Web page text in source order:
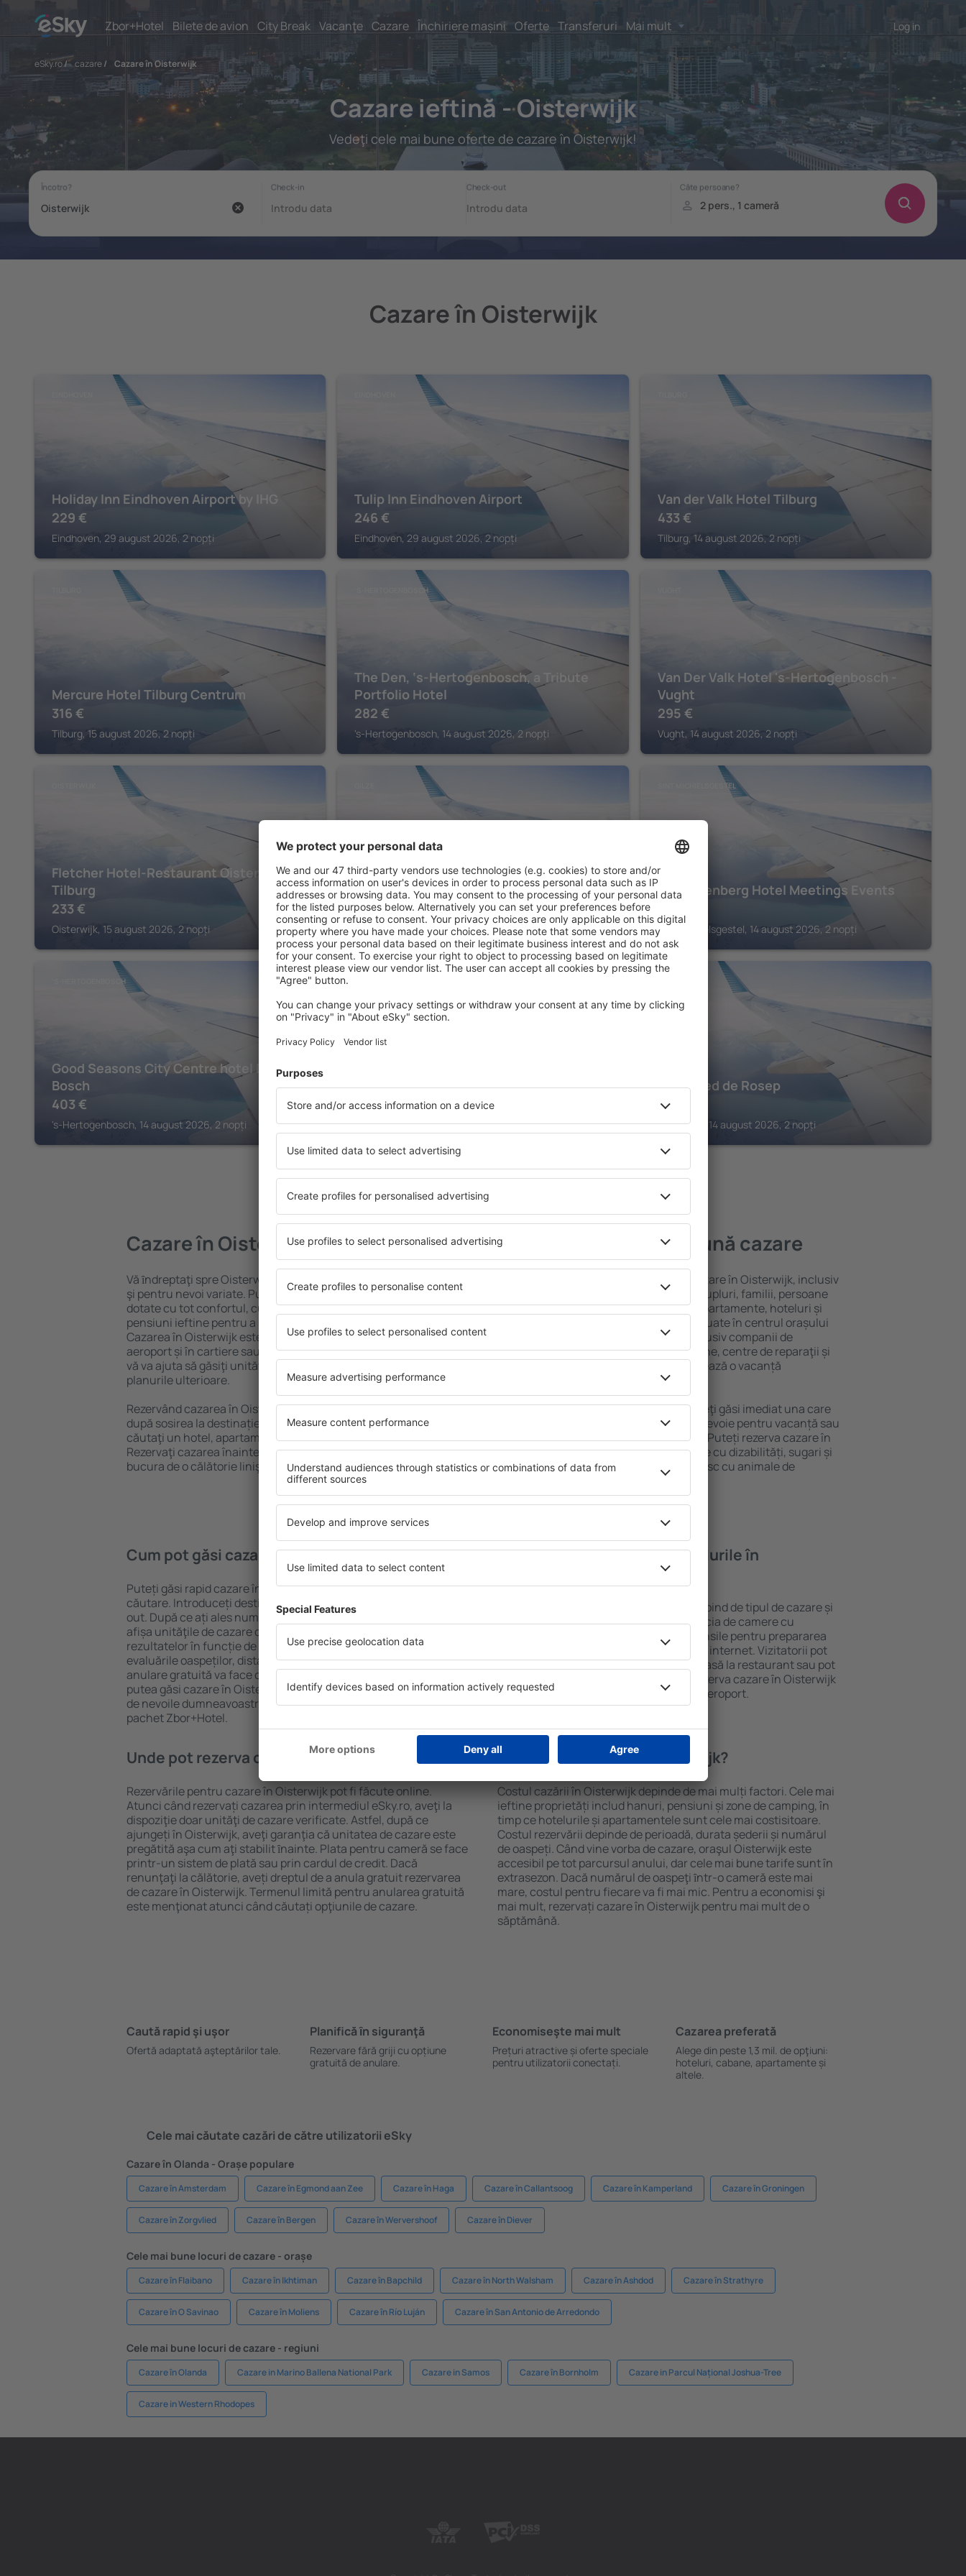
Zbor+Hotel Bilete de avion City Break Vacanţe Cazare Închiriere mașini Oferte Transferuri Mai mult Log in
eSky.ro/ cazare/ Cazare în Oisterwijk
Cazare ieftină - Oisterwijk
Vedeţi cele mai bune oferte de cazare în Oisterwijk!
Cazare în Oisterwijk
Holiday Inn Eindhoven Airport by IHG
229 €
Eindhoven, 29 august 2026, 2 nopți
Tulip Inn Eindhoven Airport
246 €
Eindhoven, 29 august 2026, 2 nopți
Van der Valk Hotel Tilburg
433 €
Tilburg, 14 august 2026, 2 nopți
Mercure Hotel Tilburg Centrum
316 €
Tilburg, 15 august 2026, 2 nopți
'S-HERTOGENBOSCH
The Den, ‘s-Hertogenbosch, a Tribute
Portfolio Hotel
282 €
's-Hertogenbosch, 14 august 2026, 2 nopți
Van Der Valk Hotel 's-Hertogenbosch -
Vught
295 €
Vught, 14 august 2026, 2 nopți
Fletcher Hotel-Restaurant Oisterwijk-
Tilburg
233 €
Oisterwijk, 15 august 2026, 2 nopți
Van der Valk Hotel Gilze - Tilburg
377€
Gilze, 14 august 2026, 2 nopți
SINT MICHIELSGESTEL
De Ruwenberg Hotel Meetings Events
Sint Michielsgestel, 14 august 2026, 2 nopți
'S-HERTOGENBOSCH
Good Seasons City Centre hotel Den
Bosch
403 €
's-Hertogenbosch, 14 august 2026, 2 nopți
Hotel 46
216€
Veldhoven, 14 august 2026, 2 nopți
Landgoed de Rosep
409
Oisterwijk, 14 august 2026, 2 nopți
Vedeţi mai multe oferte în Oisterwijk
Cazare în Oisterwijk
Vă ȋndreptaţi spre Oisterwijk? Găsiți cazare pentru fiecare buget
şi pentru nevoi variate. Puteți beneficia de proprietăți spațioase,
dotate cu tot confortul, cu numeroase facilități, precum și de
pensiuni ieftine pentru a sta câteva zile în timpul unui city break.
Cazarea în Oisterwijk este disponibilă în centrul orașului, lângă
aeroport și în cartiere sau regiuni mai puțin populare. Acest lucru
vă va ajuta să găsiţi unităţi de cazare în funcție de nevoi și de
planurile ulterioare.
Rezervând cazarea în Oisterwijk mai devreme, aveți garanţia că
după sosirea la destinație vă puteţi relaxa, fără a fi nevoie să
căutaţi un hotel, apartament sau altă unitate de cazare.
Rezervaţi cazarea înainte de călătoria spre Oisterwijk și vă veţi
bucura de o călătorie liniştită.
Oisterwijk – cea mai bună cazare
Puteți alege dintr-o ofertă variată de cazare în Oisterwijk, inclusiv
proprietăți pentru o singură persoană, cupluri, familii, persoane
ȋn vârstă și grupuri. Oaspeţii pot sta în apartamente, hoteluri și
pensiuni care oferă intimitate și sunt situate în centrul orașului
Oisterwijk. Facilitățile din apropiere, inclusiv companii de
închirieri auto, transport public, magazine, centre de reparaţii și
locuri de relaxare sau distracţie, garantează o vacanță
Dacă doriţi cazare de lux în Oisterwijk, veţi găsi imediat una care
să se potrivească. Veți găsi tot ce aveți nevoie pentru vacanță sau
călătoria de afaceri la destinația aleasă. Puteți rezerva cazare în
Oisterwijk cu facilități pentru persoanele cu dizabilități, sugari și
copii, precum și pentru cei care călătoresc cu animale de
Cum pot găsi cazare în Oisterwijk?
Puteți găsi rapid cazare în Oisterwijk folosind un motor de
căutare. Introduceți destinația și datele de check-in și check-
out. După ce ați ales numărul de persoane, motorul de căutare va
afișa unităţile de cazare disponibile în Oisterwijk. Filtrarea
rezultatelor în funcție de tipul proprietăţii, numărul de stele,
evaluările oaspeților, distanța față de centru și opțiunea de
anulare gratuită va face căutarea mult mai ușoară. Astfel veți
putea găsi cazare în Oisterwijk în doar câteva minute. În funcție
de nevoile dumneavoastră, puteți rezerva doar cazare sau un
pachet Zbor+Hotel.
Ce fel de facilităţi oferă hotelurile în
Facilitățile proprietăţilor în Oisterwijk depind de tipul de cazare și
de numărul de stele. Oaspeții pot beneficia de camere cu
chicinetă, balcon, aer condiționat, ustensile pentru prepararea
ceaiului şi a cafelei, prosoape și acces la internet. Vizitatorii pot
avea parcare gratuită, pot comanda o masă la restaurant sau pot
alege un hotel cu piscină. În plus, pot rezerva cazare în Oisterwijk
la proprietăți care oferă transport de la aeroport.
Unde pot rezerva cazare în Oisterwijk?
Rezervările pentru cazare în Oisterwijk pot fi făcute online.
Atunci când rezervați cazarea prin intermediul eSky.ro, aveţi la
dispoziţie doar unităţi de cazare verificate. Astfel, după ce
ajungeți în Oisterwijk, aveţi garanţia că unitatea de cazare este
pregătită aşa cum aţi stabilit ȋnainte. Plata pentru cameră se face
printr-un sistem de plată sau prin cardul de credit. Dacă
renunţaţi la călătorie, aveți dreptul de a anula gratuit rezervarea
de cazare în Oisterwijk. Termenul limită pentru anularea gratuită
este menţionat atunci când căutați opţiunile de cazare.
Cât costă cazarea în Oisterwijk?
Costul cazării în Oisterwijk depinde de mai mulți factori. Cele mai
ieftine proprietăți includ hanuri, pensiuni și zone de camping, în
timp ce hotelurile și apartamentele sunt cele mai costisitoare.
Costul rezervării depinde de perioadă, durata șederii și numărul
de oaspeți. Când vine vorba de cazare, oraşul Oisterwijk este
accesibil pe tot parcursul anului, dar cele mai bune tarife sunt în
extrasezon. Dacă numărul de oaspeţi ȋntr-o cameră este mai
mare, costul pentru fiecare va fi mai mic. Pentru a economisi şi
mai mult, rezervați cazare în Oisterwijk pentru mai mult de o
săptămână.
Caută rapid şi uşor
Ofertă adaptată aşteptărilor tale.
Planifică ȋn siguranţă
Rezervare fără griji cu opțiune
gratuită de anulare.
Economiseşte mai mult
Prețuri atractive și oferte speciale
pentru utilizatorii conectați.
Cazarea preferată
Alege din peste 1,3 mil. de opţiuni:
hoteluri, cabane, apartamente și
altele.
Cele mai căutate cazări de către utilizatorii eSky
Cazare în Olanda - Orașe populare
Cazare în Amsterdam Cazare în Egmond aan Zee Cazare în Haga Cazare în Callantsoog Cazare în Kamperland Cazare în Groningen
Cazare în Zorgvlied Cazare în Bergen Cazare în Wervershoof Cazare în Diever
Cele mai bune locuri de cazare - orașe
Cazare în Flaibano Cazare în Ikhtiman Cazare în Bapchild Cazare în North Walsham Cazare în Ashdod Cazare în Strathyre
Cazare în O Savinao Cazare în Moliens Cazare în Río Luján Cazare în San Antonio de Arredondo
Cele mai bune locuri de cazare - regiuni
Cazare în Olanda Cazare in Marino Ballena National Park Cazare in Samos Cazare în Bornholm Cazare in Parcul Național Joshua-Tree
Cazare in Western Rhodopes